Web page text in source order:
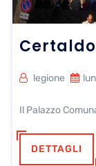
Certaldo
legione
Il Palazzo
DETTAGLI